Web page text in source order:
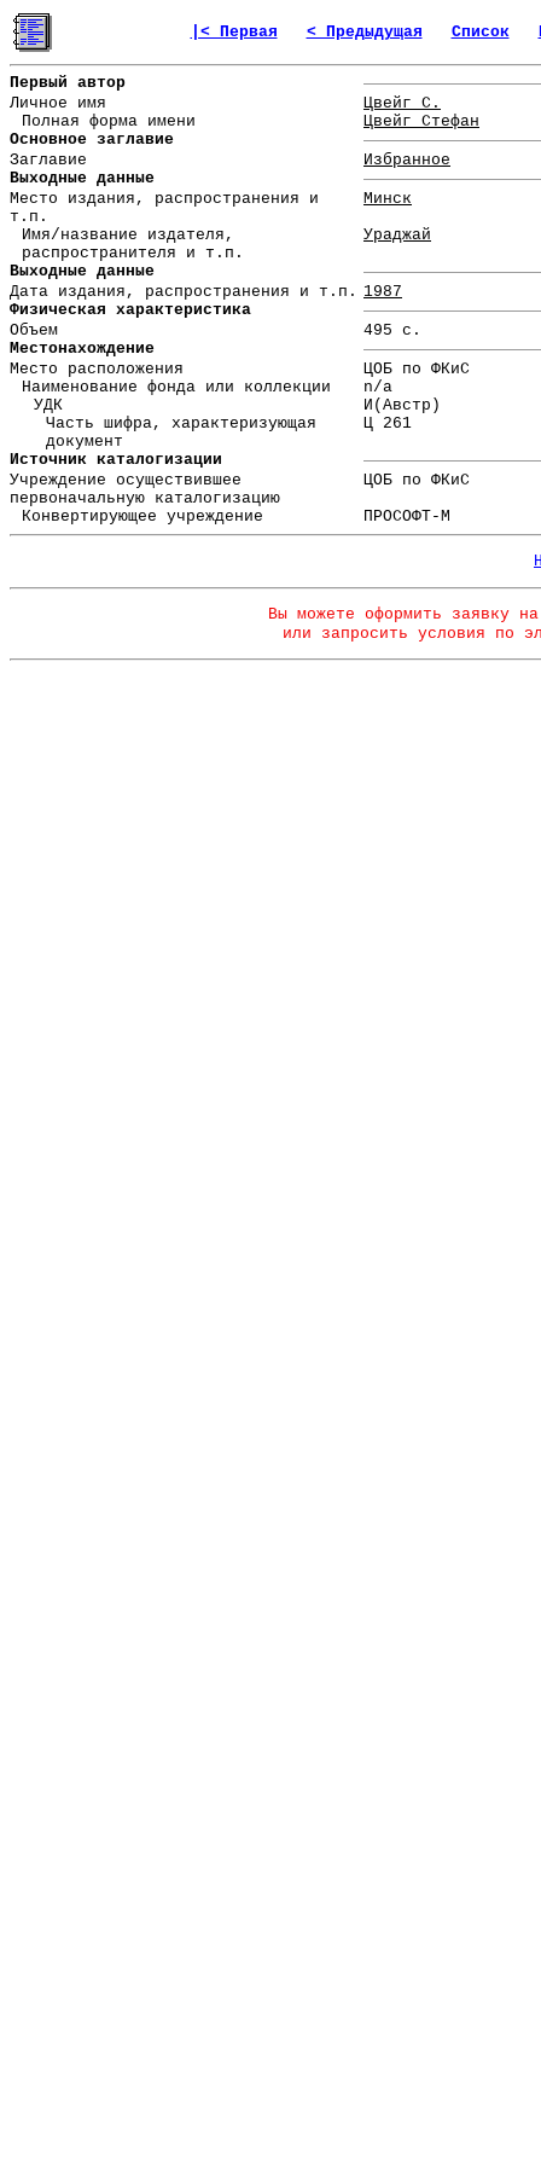
|< Первая < Предыдущая Список
Первый автор
Личное имя
Цвейг С.
Полная форма имени
Цвейг Стефан
Основное заглавие
Заглавие
Избранное
Выходные данные
Место издания, распространения и
т.п.
Минск
Имя/название издателя,
распространителя и т.п.
Ураджай
Выходные данные
Дата издания, распространения и т.п. 1987
Физическая характеристика
Объем
495 с.
Местонахождение
Место расположения
ЦОБ по ФКиС
Наименование фонда или коллекции
n/a
УДК
И(Австр)
Часть шифра, характеризующая
документ
Ц 261
Источник каталогизации
Учреждение осуществившее
первоначальную каталогизацию
ЦОБ по ФКиС
Конвертирующее учреждение
ПРОСОФТ-М
Вы можете оформить заявку
или запросить условия по